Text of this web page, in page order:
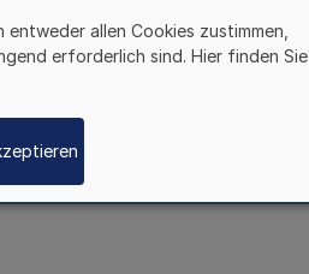
allen Cookies zustimmen,
erforderlich sind. Hier finden Sie